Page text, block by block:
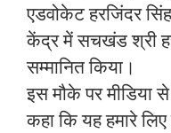
एडवोकेट हरजिंदर
केंद्र में सचखंड श्री
सम्मानित किया।
इस मौके पर मीडिया
कहा कि यह हमारे